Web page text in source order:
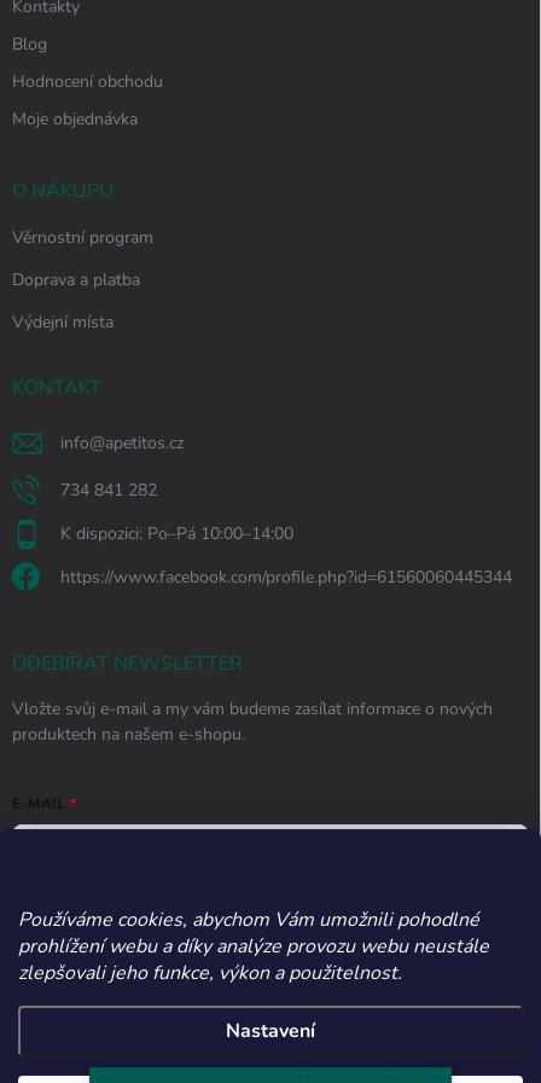
Používáme cookies, abychom Vám umožnili pohodlné
prohlížení webu a díky analýze provozu webu neustále
zlepšovali jeho funkce, výkon a použitelnost.
Nastavení
Kontakty
Blog
Hodnocení obchodu
Moje objednávka
O NÁKUPU
Věrnostní program
Doprava a platba
Výdejní místa
KONTAKT
info@apetitos.cz
734 841 282
K dispozici: Po–Pá 10:00–14:00
https://www.facebook.com/profile.php?id=61560060445344
ODEBÍRAT NEWSLETTER
Vložte svůj e-mail a my vám budeme zasílat informace o nových
produktech na našem e-shopu.
E-MAIL
Vložením e-mailu souhlasíte spodmínkami ochrany osobních údajů
Přihlásit se